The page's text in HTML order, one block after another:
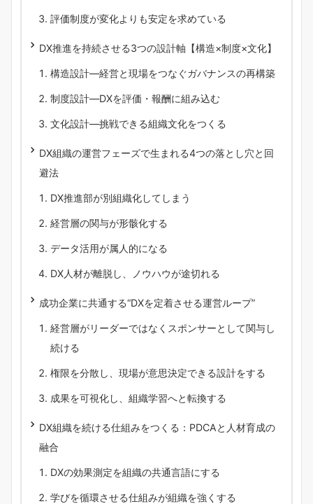
評価制度が変化よりも安定を求めている
DX推進を持続させる3つの設計軸【構造×制度×文化】
構造設計―経営と現場をつなぐガバナンスの再構築
制度設計―DXを評価・報酬に組み込む
文化設計―挑戦できる組織文化をつくる
DX組織の運営フェーズで生まれる4つの落とし穴と回
避法
DX推進部が別組織化してしまう
経営層の関与が形骸化する
データ活用が属人的になる
DX人材が離脱し、ノウハウが途切れる
成功企業に共通する“DXを定着させる運営ループ”
経営層がリーダーではなくスポンサーとして関与し
続ける
権限を分散し、現場が意思決定できる設計をする
成果を可視化し、組織学習へと転換する
DX組織を続ける仕組みをつくる：PDCAと人材育成の
融合
DXの効果測定を組織の共通言語にする
学びを循環させる仕組みが組織を強くする